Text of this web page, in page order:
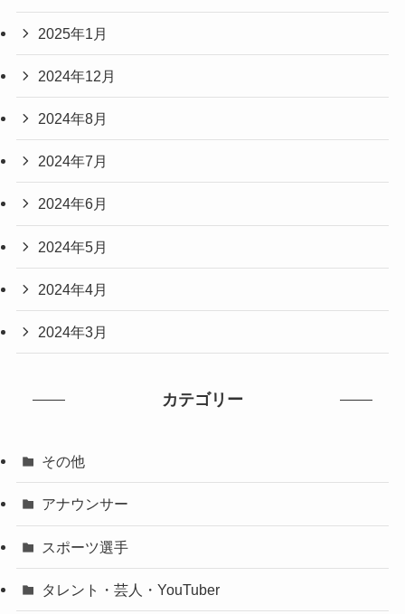
2025年1月
2024年12月
2024年8月
2024年7月
2024年6月
2024年5月
2024年4月
2024年3月
カテゴリー
その他
アナウンサー
スポーツ選手
タレント・芸人・YouTuber